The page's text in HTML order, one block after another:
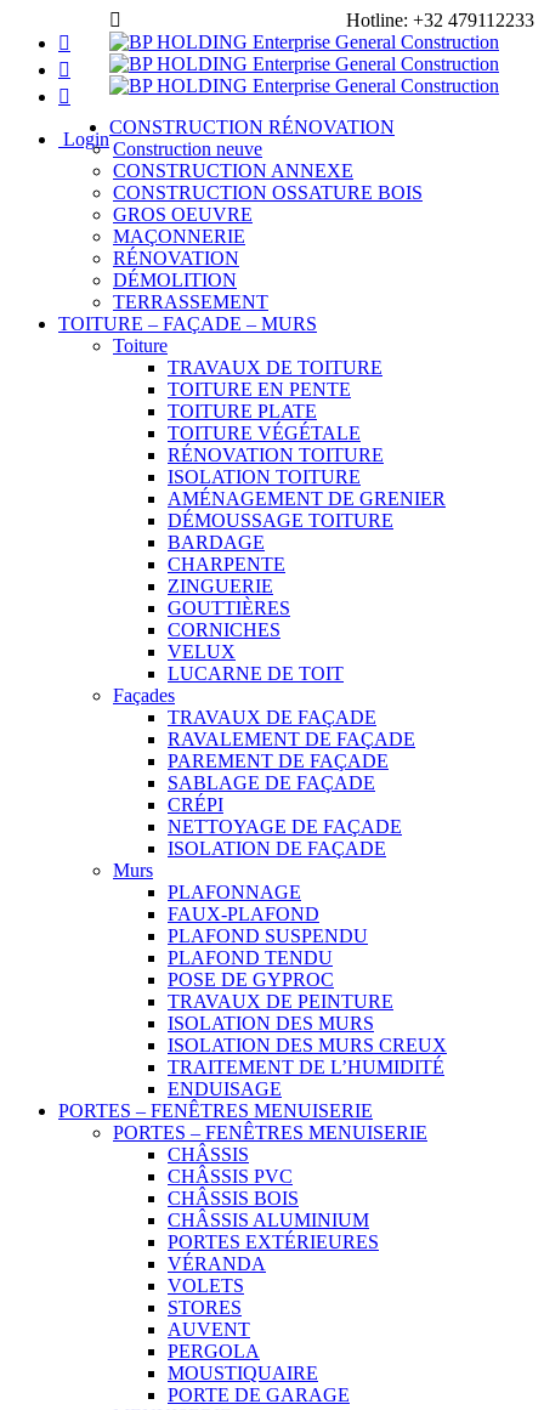
Hotline: +32 479112233
Login
Navigation
CONSTRUCTION RÉNOVATION
Construction neuve
CONSTRUCTION ANNEXE
CONSTRUCTION OSSATURE BOIS
GROS OEUVRE
MAÇONNERIE
RÉNOVATION
DÉMOLITION
TERRASSEMENT
TOITURE – FAÇADE – MURS
Toiture
TRAVAUX DE TOITURE
TOITURE EN PENTE
TOITURE PLATE
TOITURE VÉGÉTALE
RÉNOVATION TOITURE
ISOLATION TOITURE
AMÉNAGEMENT DE GRENIER
DÉMOUSSAGE TOITURE
BARDAGE
CHARPENTE
ZINGUERIE
GOUTTIÈRES
CORNICHES
VELUX
LUCARNE DE TOIT
Façades
TRAVAUX DE FAÇADE
RAVALEMENT DE FAÇADE
PAREMENT DE FAÇADE
SABLAGE DE FAÇADE
CRÉPI
NETTOYAGE DE FAÇADE
ISOLATION DE FAÇADE
Murs
PLAFONNAGE
FAUX-PLAFOND
PLAFOND SUSPENDU
PLAFOND TENDU
POSE DE GYPROC
TRAVAUX DE PEINTURE
ISOLATION DES MURS
ISOLATION DES MURS CREUX
TRAITEMENT DE L’HUMIDITÉ
ENDUISAGE
PORTES – FENÊTRES MENUISERIE
PORTES – FENÊTRES MENUISERIE
CHÂSSIS
CHÂSSIS PVC
CHÂSSIS BOIS
CHÂSSIS ALUMINIUM
PORTES EXTÉRIEURES
VÉRANDA
VOLETS
STORES
AUVENT
PERGOLA
MOUSTIQUAIRE
PORTE DE GARAGE